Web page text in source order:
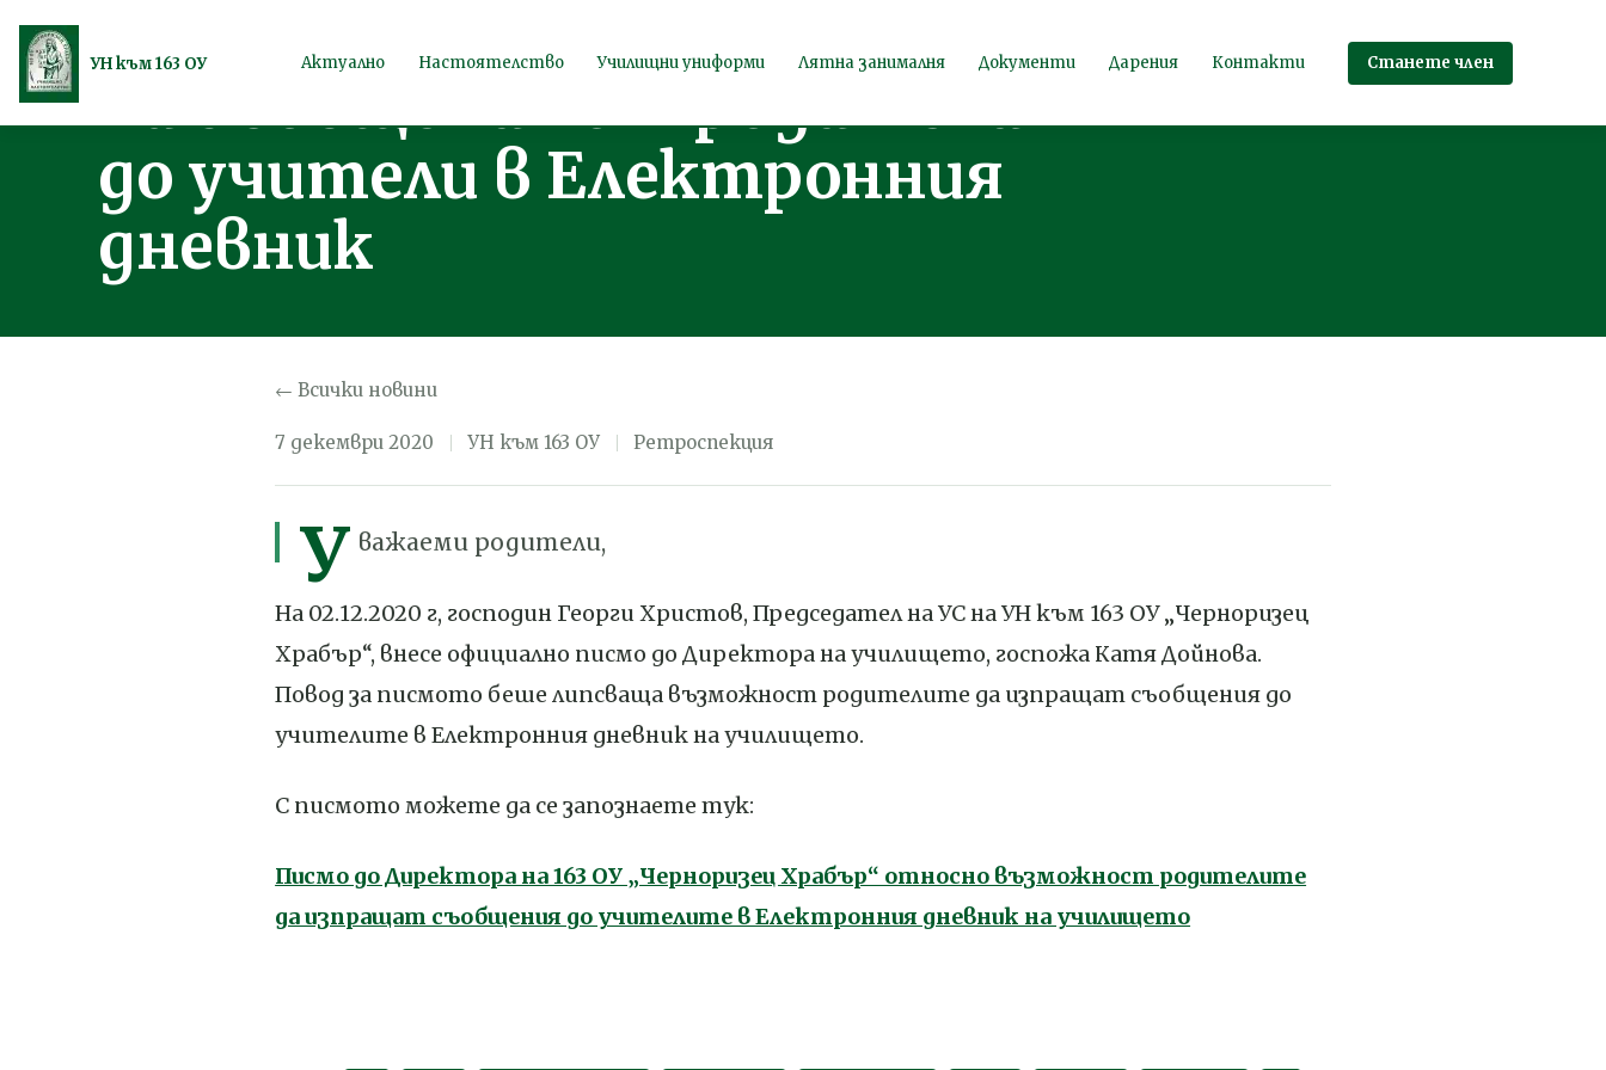
Продължете
към
УН към 163 ОУ Актуално Настоятелство Училищни униформи Лятна занималня Документи Дарения Контакти Станете член
Възможност за изпращане
на съобщения от родители
до учители в Електронния
дневник
← Всички новини
7 декември 2020 УН към 163 ОУ Ретроспекция
У важаеми родители,
На 02.12.2020 г, господин Георги Христов, Председател на УС на УН към 163 ОУ „Черноризец
Храбър“, внесе официално писмо до Директора на училището, госпожа Катя Дойнова.
Повод за писмото беше липсваща възможност родителите да изпращат съобщения до
учителите в Електронния дневник на училището.
С писмото можете да се запознаете тук:
Писмо до Директора на 163 ОУ „Черноризец Храбър“ относно възможност родителите
да изпращат съобщения до учителите в Електронния дневник на училището